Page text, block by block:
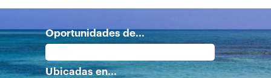
Oportunidades de...
Ubicadas en...